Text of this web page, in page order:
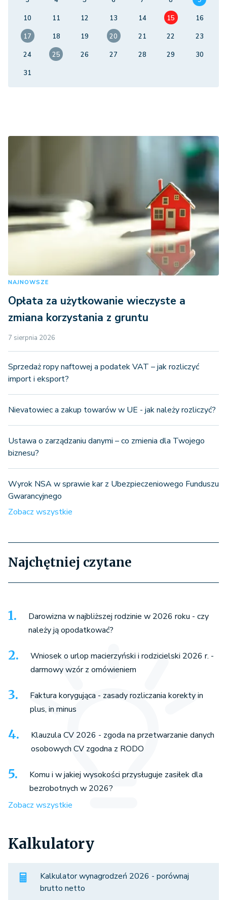
10
11 12 13 14 15
16
17
18 19 20 21 22
23
24
25 26 27 28 29
30
31
NAJNOWSZE
Opłata za użytkowanie wieczyste a
zmiana korzystania z gruntu
7 sierpnia 2026
Sprzedaż ropy naftowej a podatek VAT – jak rozliczyć
import i eksport?
Nievatowiec a zakup towarów w UE - jak należy rozliczyć?
Ustawa o zarządzaniu danymi – co zmienia dla Twojego
biznesu?
Wyrok NSA w sprawie kar z Ubezpieczeniowego Funduszu
Gwarancyjnego
Zobacz wszystkie
Najchętniej czytane
Darowizna w najbliższej rodzinie w 2026 roku - czy
należy ją opodatkować?
Wniosek o urlop macierzyński i rodzicielski 2026 r. -
darmowy wzór z omówieniem
Faktura korygująca - zasady rozliczania korekty in
plus, in minus
Klauzula CV 2026 - zgoda na przetwarzanie danych
osobowych CV zgodna z RODO
Komu i w jakiej wysokości przysługuje zasiłek dla
bezrobotnych w 2026?
Zobacz wszystkie
Kalkulatory
Kalkulator wynagrodzeń 2026 - porównaj
brutto netto